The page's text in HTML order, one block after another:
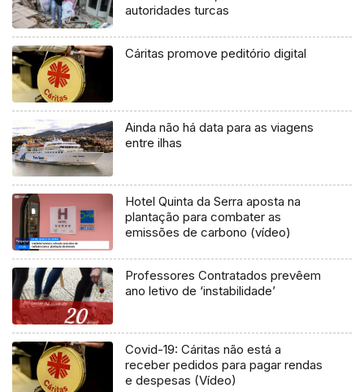
autoridades turcas
Cáritas promove peditório digital
Ainda não há data para as viagens
entre ilhas
Hotel Quinta da Serra aposta na
plantação para combater as
emissões de carbono (vídeo)
Professores Contratados prevêem
ano letivo de ‘instabilidade’
Covid-19: Cáritas não está a
receber pedidos para pagar rendas
e despesas (Vídeo)